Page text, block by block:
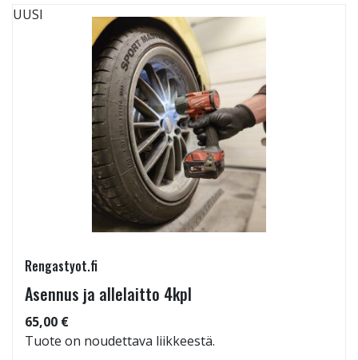
UUSI
Rengastyot.fi
Asennus ja allelaitto 4kpl
65,00 €
Tuote on noudettava liikkeestä.